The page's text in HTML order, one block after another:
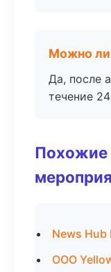
Можно ли
Да, после
течение
Похожие
News
ООО